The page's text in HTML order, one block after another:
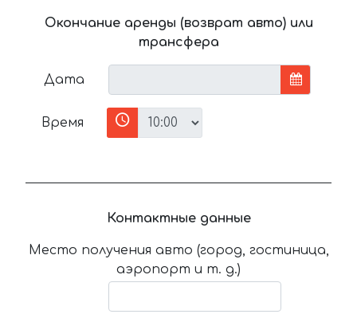
Окончание аренды (возврат авто) или
трансфера
Дата
Время
Контактные данные
Место получения авто (город, гостиница,
аэропорт и т. д.)